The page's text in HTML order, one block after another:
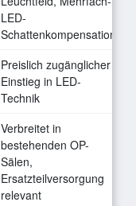
LED-
Schattenkompensation
Preislich zugänglicher
Einstieg in LED-
Technik
Verbreitet in
bestehenden OP-
Sälen,
Ersatzteilversorgung
relevant